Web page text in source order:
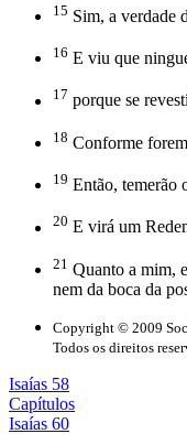
15 Sim, a verdade
16 E viu que
17 porque se
18 Conforme
19 Então, temerão
20 E virá um
21 Quanto a mim,
nem da boca da
Copyright © 2009
Todos os direitos
Isaías 58
Capítulos
Isaías 60